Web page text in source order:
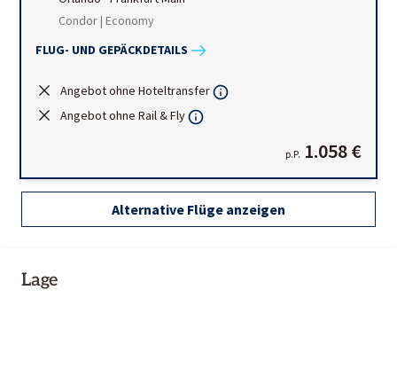
Condor | Economy
FLUG- UND GEPÄCKDETAILS
Angebot ohne Hoteltransfer
Angebot ohne Rail & Fly
p.P. 1.058 €
Alternative Flüge anzeigen
Lage